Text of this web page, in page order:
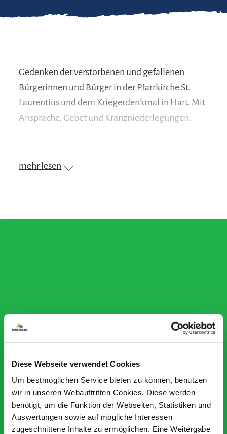
Diese Webseite verwendet Cookies
Um bestmöglichen Service bieten zu können, benutzen
wir in unseren Webauftritten Cookies. Diese werden
benötigt, um die Funktion der Webseiten, Statistiken und
Auswertungen sowie auf mögliche Interessen
zugeschnittene Inhalte zu ermöglichen. Eine Weitergabe
Gedenken der verstorbenen und gefallenen
Bürgerinnen und Bürger in der Pfarrkirche St.
Laurentius und dem Kriegerdenkmal in Hart. Mit
Ansprache, Gebet und Kranzniederlegungen.
mehr lesen